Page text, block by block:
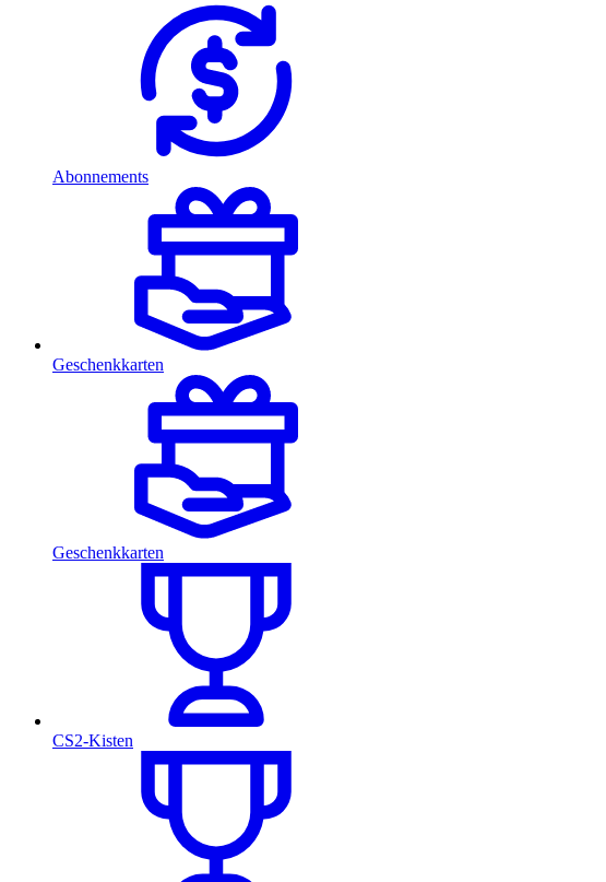
Abonnements
Geschenkkarten
Geschenkkarten
CS2-Kisten